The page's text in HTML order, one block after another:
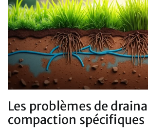
Les problèmes de
compaction spécifiques